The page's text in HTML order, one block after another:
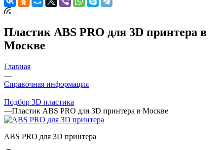
Пластик ABS PRO для 3D принтера в
Москве
Главная
—
Справочная информация
—
Подбор 3D пластика
—Пластик ABS PRO для 3D принтера в Москве
ABS PRO для 3D принтера